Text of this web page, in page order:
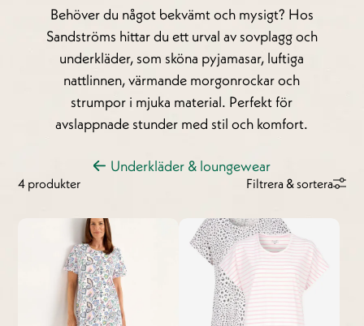
Behöver du något bekvämt och mysigt? Hos
Sandströms hittar du ett urval av sovplagg och
underkläder, som sköna pyjamasar, luftiga
nattlinnen, värmande morgonrockar och
strumpor i mjuka material. Perfekt för
avslappnade stunder med stil och komfort.
Underkläder & loungewear
4 produkter Filtrera & sortera